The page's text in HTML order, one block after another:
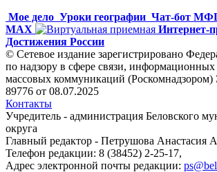
Мое дело Уроки географии Чат-бот
MAX
Интернет-
Достижения России
© Сетевое издание зарегистрировано
по надзору в сфере связи,
массовых коммуникаций
89776 от 08.07.2025
Контакты
Учредитель - администрация Беловского
округа
Главный редактор - Петрушова Анастасия
Телефон редакции: 8 (38452) 2-25-17,
Адрес электронной почты редакции: